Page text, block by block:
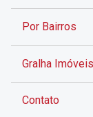
Por Bairros
Gralha Imóveis
Contato